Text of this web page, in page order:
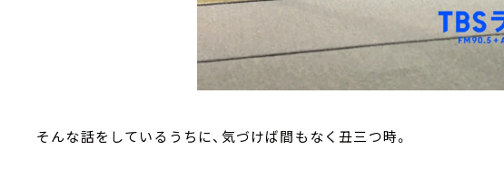
そんな話をしているうちに、気づけば間もなく丑三つ時。